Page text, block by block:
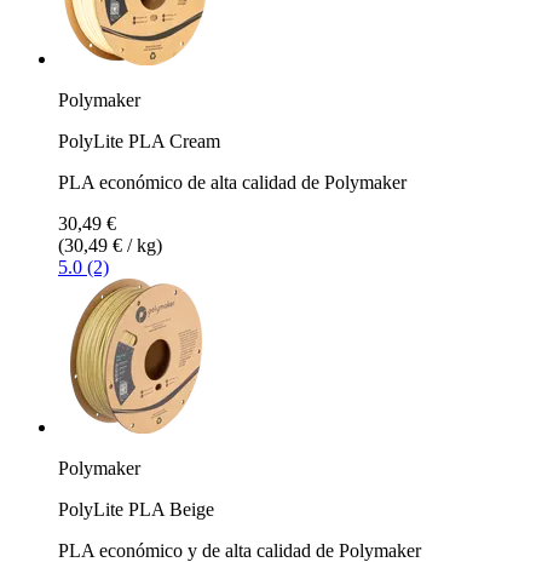
Polymaker
PolyLite PLA Cream
PLA económico de alta calidad de Polymaker
30,49 €
(30,49 € / kg)
5.0 (2)
Polymaker
PolyLite PLA Beige
PLA económico y de alta calidad de Polymaker